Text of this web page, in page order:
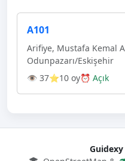
A101
Arifiye, Mustafa Kemal
Odunpazarı/Eskişehir
👁 37⭐10 oy⏰ Açık